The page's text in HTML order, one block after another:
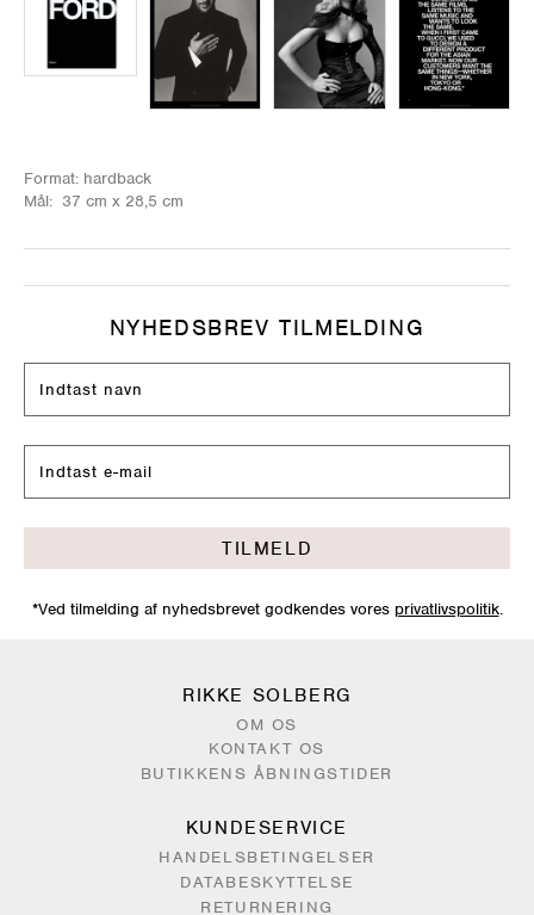
Format: hardback
Mål: 37 cm x 28,5 cm
NYHEDSBREV TILMELDING
TILMELD
*Ved tilmelding af nyhedsbrevet godkendes vores privatlivspolitik.
RIKKE SOLBERG
OM OS
KONTAKT OS
BUTIKKENS ÅBNINGSTIDER
KUNDESERVICE
HANDELSBETINGELSER
DATABESKYTTELSE
RETURNERING